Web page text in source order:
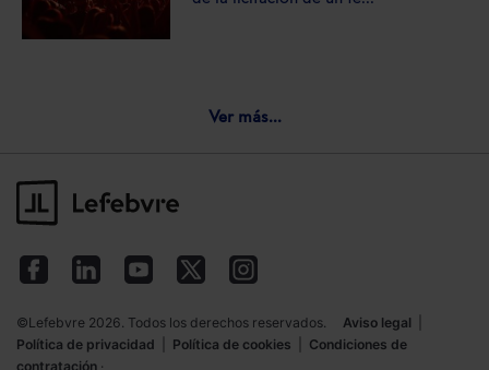
Ver más...
©Lefebvre 2026. Todos los derechos reservados. Aviso legal
Política de privacidad
Política de cookies
Condiciones de
contratación ·